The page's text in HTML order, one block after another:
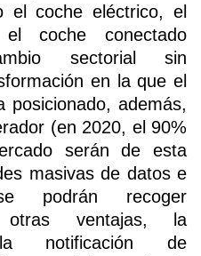
el coche eléctrico, el
coche conectado
sectorial sin
en la que el
posicionado, además,
(en 2020, el 90%
serán de esta
masivas de datos e
podrán recoger
otras ventajas, la
notificación de